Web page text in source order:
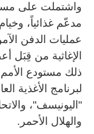
واشتملت على
مدعّم غذائياً،
عمليات الدفن
الإغاثية من قِبَل
ذلك مستودع الأمم
لبرنامج الأغذية
"اليونيسف"،
والهلال الأحمر.